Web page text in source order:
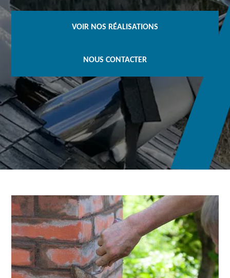
VOIR NOS RÉALISATIONS
NOUS CONTACTER